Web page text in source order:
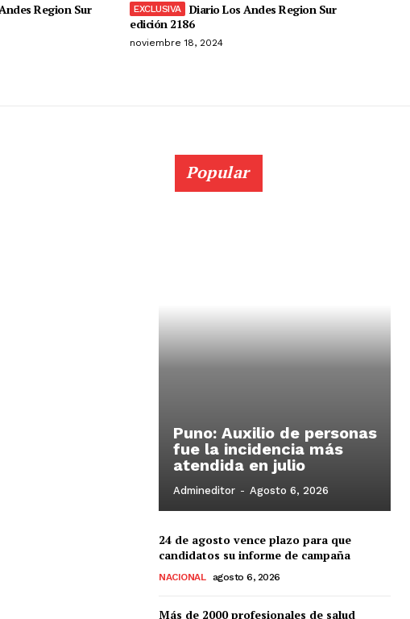
Region Sur
Diario Los Andes Region Sur
edición 2186
noviembre 18, 2024
Popular
Puno: Auxilio de personas
fue la incidencia más
atendida en julio
Admineditor - Agosto 6, 2026
24 de agosto vence plazo para que
candidatos su informe de campaña
NACIONAL agosto 6, 2026
Más de 2000 profesionales de salud